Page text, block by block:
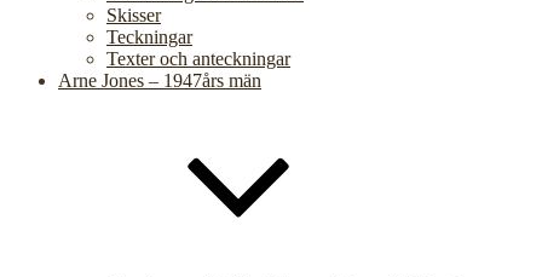
Skisser
Teckningar
Texter och anteckningar
Arne Jones – 1947års män